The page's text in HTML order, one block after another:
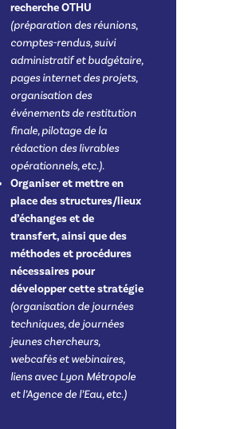
recherche OTHU
(préparation des réunions,
comptes-rendus, suivi
administratif et budgétaire,
pages internet des projets,
organisation des
événements de restitution
finale, pilotage de la
rédaction des livrables
opérationnels, etc.).
Organiser et mettre en
place des structures/lieux
d’échanges et de
transfert, ainsi que des
méthodes et procédures
nécessaires pour
développer cette stratégie
(organisation de journées
techniques, de journées
jeunes chercheurs,
webcafés et webinaires,
liens avec Lyon Métropole
et l’Agence de l’Eau, etc.)